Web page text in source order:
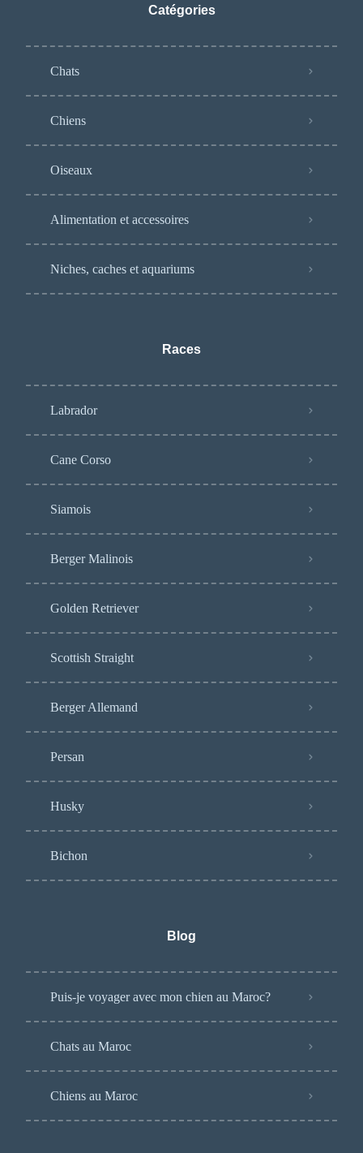
Catégories
Chats
Chiens
Oiseaux
Alimentation et accessoires
Niches, caches et aquariums
Races
Labrador
Cane Corso
Siamois
Berger Malinois
Golden Retriever
Scottish Straight
Berger Allemand
Persan
Husky
Bichon
Blog
Puis-je voyager avec mon chien au Maroc?
Chats au Maroc
Chiens au Maroc